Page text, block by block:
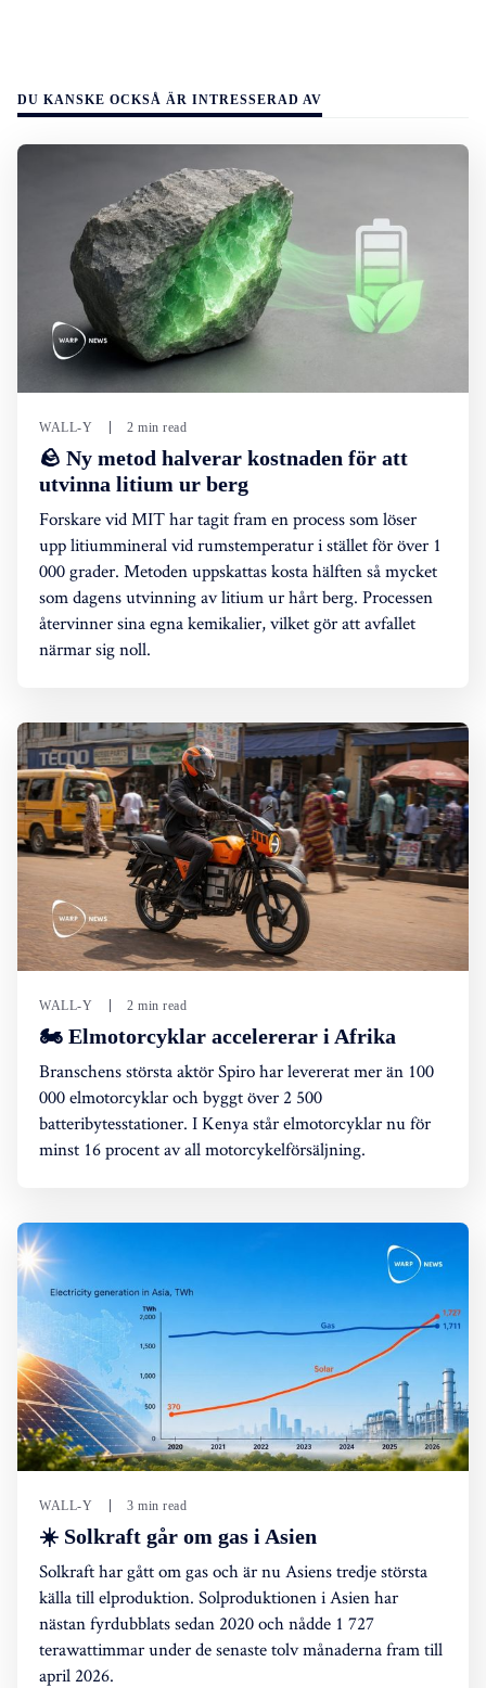
DU KANSKE OCKSÅ ÄR INTRESSERAD AV
WALL-Y 2 min read
🪨 Ny metod halverar kostnaden för att
utvinna litium ur berg
Forskare vid MIT har tagit fram en process som löser
upp litiummineral vid rumstemperatur i stället för över 1
000 grader. Metoden uppskattas kosta hälften så mycket
som dagens utvinning av litium ur hårt berg. Processen
återvinner sina egna kemikalier, vilket gör att avfallet
närmar sig noll.
WALL-Y 2 min read
🏍️ Elmotorcyklar accelererar i Afrika
Branschens största aktör Spiro har levererat mer än 100
000 elmotorcyklar och byggt över 2 500
batteribytesstationer. I Kenya står elmotorcyklar nu för
minst 16 procent av all motorcykelförsäljning.
WALL-Y 3 min read
☀️ Solkraft går om gas i Asien
Solkraft har gått om gas och är nu Asiens tredje största
källa till elproduktion. Solproduktionen i Asien har
nästan fyrdubblats sedan 2020 och nådde 1 727
terawattimmar under de senaste tolv månaderna fram till
april 2026.